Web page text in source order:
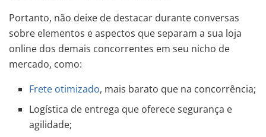
Portanto, não deixe de destacar durante conversas
sobre elementos e aspectos que separam a sua loja
online dos demais concorrentes em seu nicho de
mercado, como:
Frete otimizado, mais barato que na concorrência;
Logística de entrega que oferece segurança e
agilidade;